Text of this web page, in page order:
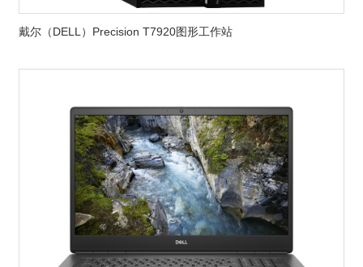
戴尔（DELL）Precision T7920图形工作站